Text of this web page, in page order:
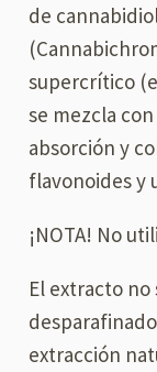
de
supercrítico
se mezcla
absorción y
flavonoides y
¡NOTA! No
El extracto
extracción